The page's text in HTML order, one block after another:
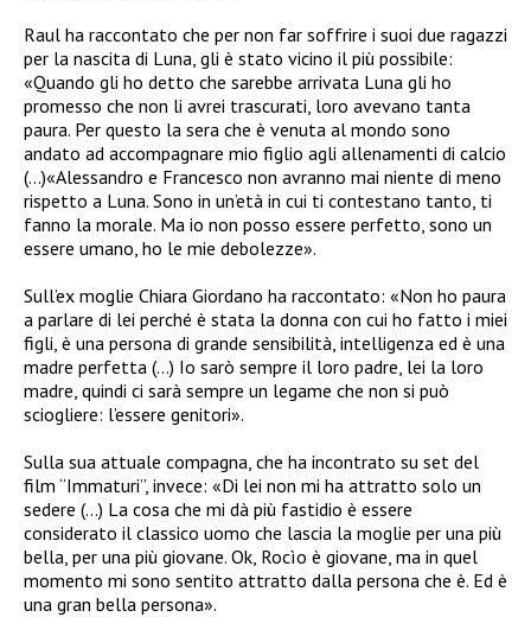
Raul ha raccontato che per non far soffrire i suoi due ragazzi
per la nascita di Luna, gli è stato vicino il più possibile:
«Quando gli ho detto che sarebbe arrivata Luna gli ho
promesso che non li avrei trascurati, loro avevano tanta
paura. Per questo la sera che è venuta al mondo sono
andato ad accompagnare mio figlio agli allenamenti di calcio
(…)«Alessandro e Francesco non avranno mai niente di meno
rispetto a Luna. Sono in un’età in cui ti contestano tanto, ti
fanno la morale. Ma io non posso essere perfetto, sono un
essere umano, ho le mie debolezze».
Sull’ex moglie Chiara Giordano ha raccontato: «Non ho paura
a parlare di lei perché è stata la donna con cui ho fatto i miei
figli, è una persona di grande sensibilità, intelligenza ed è una
madre perfetta (…) Io sarò sempre il loro padre, lei la loro
madre, quindi ci sarà sempre un legame che non si può
sciogliere: l’essere genitori».
Sulla sua attuale compagna, che ha incontrato su set del
film “Immaturi”, invece: «Di lei non mi ha attratto solo un
sedere (…) La cosa che mi dà più fastidio è essere
considerato il classico uomo che lascia la moglie per una più
bella, per una più giovane. Ok, Rocìo è giovane, ma in quel
momento mi sono sentito attratto dalla persona che è. Ed è
una gran bella persona».